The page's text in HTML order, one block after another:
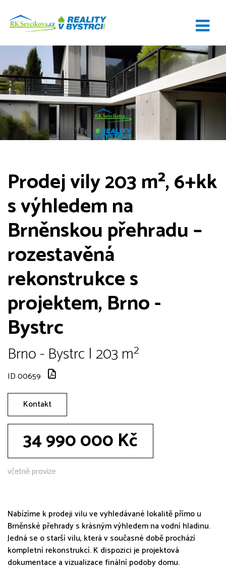
Prodej vily 203 m², 6+kk
s výhledem na
Brněnskou přehradu –
rozestavěná
rekonstrukce s
projektem, Brno -
Bystrc
Brno - Bystrc | 203 m²
ID 00659
Kontakt
34 990 000 Kč
včetně provize
Nabízíme k prodeji vilu ve vyhledávané lokalitě přímo u
Brněnské přehrady s krásným výhledem na vodní hladinu.
Jedná se o starší vilu, která v současné době prochází
kompletní rekonstrukcí. K dispozici je projektová
dokumentace a vizualizace finální podoby domu.